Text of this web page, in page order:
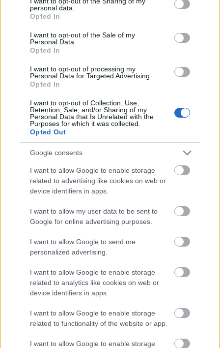
grant or deny consent to Google and its third-party tags to
use your data for below specified purposes in below Google
consent section.
personal data.
Opted In
I want to opt-out of the Sale of my
Personal Data.
Opted In
I want to opt-out of processing my
Personal Data for Targeted Advertising.
Opted In
I want to opt-out of Collection, Use,
Retention, Sale, and/or Sharing of my
Personal Data that Is Unrelated with the
Purposes for which it was collected.
Opted Out
Google consents
I want to allow Google to enable storage
related to advertising like cookies on web or
device identifiers in apps.
I want to allow my user data to be sent to
Google for online advertising purposes.
I want to allow Google to send me
personalized advertising.
I want to allow Google to enable storage
related to analytics like cookies on web or
device identifiers in apps.
I want to allow Google to enable storage
related to functionality of the website or app.
I want to allow Google to enable storage
Programajánló: hétvégére mindent a
konyhák világából
világevő•2016. március 02.
Szubjektív programajánló a hétvégi Konyhakiállítás
programjából.